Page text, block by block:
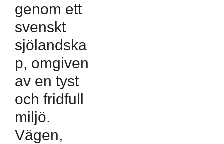
genom ett
svenskt
sjölandska
p, omgiven
av en tyst
och fridfull
miljö.
Vägen,